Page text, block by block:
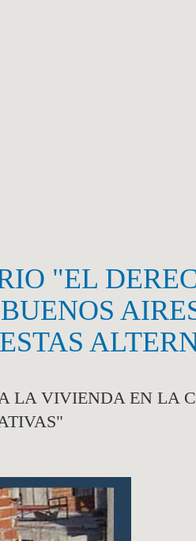
"EL
LA VIVIENDA EN LA